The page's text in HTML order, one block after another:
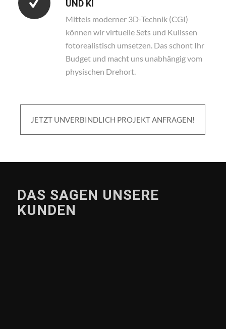
UND KI
Mittels moderner 3D-Technik (CGI)
können wir virtuelle Sets und Kulissen
fotorealistisch umsetzen. Das schont Ihr
Budget und macht uns unabhängig vom
physischen Drehort.
JETZT UNVERBINDLICH PROJEKT ANFRAGEN!
DAS SAGEN UNSERE
KUNDEN